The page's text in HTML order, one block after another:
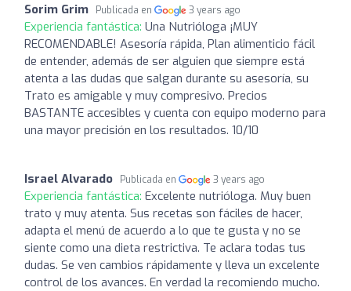
Sorim Grim Publicada en 3 years ago
Experiencia fantástica: Una Nutrióloga ¡MUY
RECOMENDABLE! Asesoría rápida, Plan alimenticio fácil
de entender, además de ser alguien que siempre está
atenta a las dudas que salgan durante su asesoría, su
Trato es amigable y muy compresivo. Precios
BASTANTE accesibles y cuenta con equipo moderno para
una mayor precisión en los resultados. 10/10
Israel Alvarado Publicada en 3 years ago
Experiencia fantástica: Excelente nutrióloga. Muy buen
trato y muy atenta. Sus recetas son fáciles de hacer,
adapta el menú de acuerdo a lo que te gusta y no se
siente como una dieta restrictiva. Te aclara todas tus
dudas. Se ven cambios rápidamente y lleva un excelente
control de los avances. En verdad la recomiendo mucho.